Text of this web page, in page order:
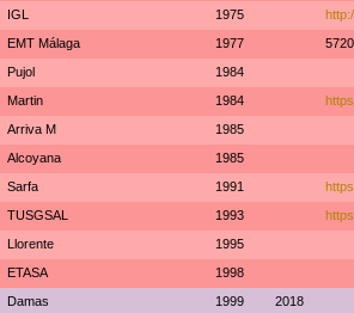
IGL 1975
EMT Málaga 1977 5720
Pujol 1984
Martin 1984
Arriva M 1985
Alcoyana 1985
Sarfa 1991
TUSGSAL 1993
Llorente 1995
ETASA 1998
Damas 1999 2018